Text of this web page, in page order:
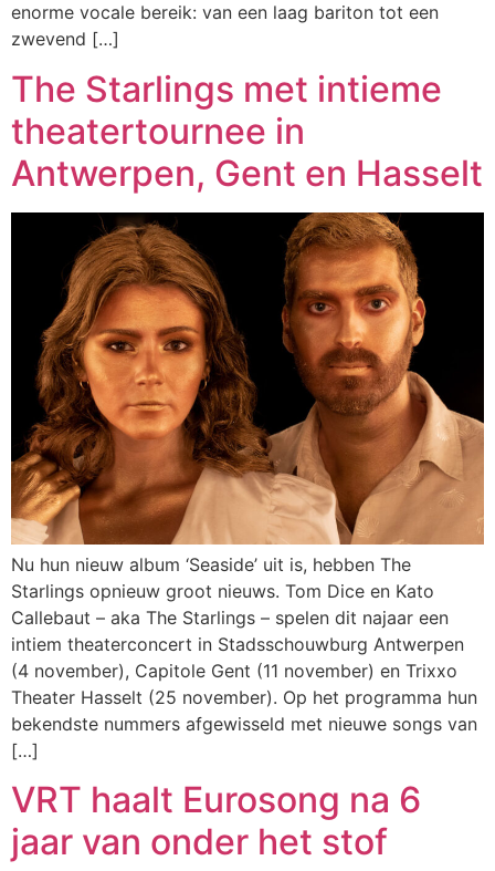
enorme vocale bereik: van een laag bariton tot een
zwevend […]
The Starlings met intieme
theatertournee in
Antwerpen, Gent en Hasselt
Nu hun nieuw album ‘Seaside’ uit is, hebben The
Starlings opnieuw groot nieuws. Tom Dice en Kato
Callebaut – aka The Starlings – spelen dit najaar een
intiem theaterconcert in Stadsschouwburg Antwerpen
(4 november), Capitole Gent (11 november) en Trixxo
Theater Hasselt (25 november). Op het programma hun
bekendste nummers afgewisseld met nieuwe songs van
[…]
VRT haalt Eurosong na 6
jaar van onder het stof